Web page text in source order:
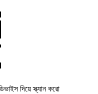
দিয়ে স্ক্যান করো